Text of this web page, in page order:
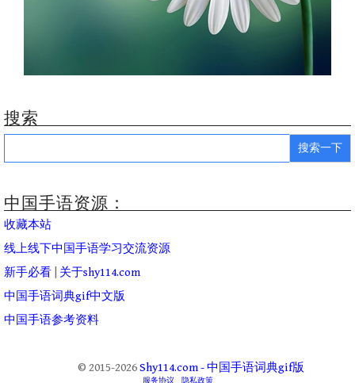
搜索
Search
中国手语资源：
收藏本站
线上线下中国手语学习交流资源
新手必看
关于shy114.com
中国手语词典gif中文版
中国手语参考资料
© 2015-2026Shy114.com - 中国手语词典gif版
服务协议 隐私政策